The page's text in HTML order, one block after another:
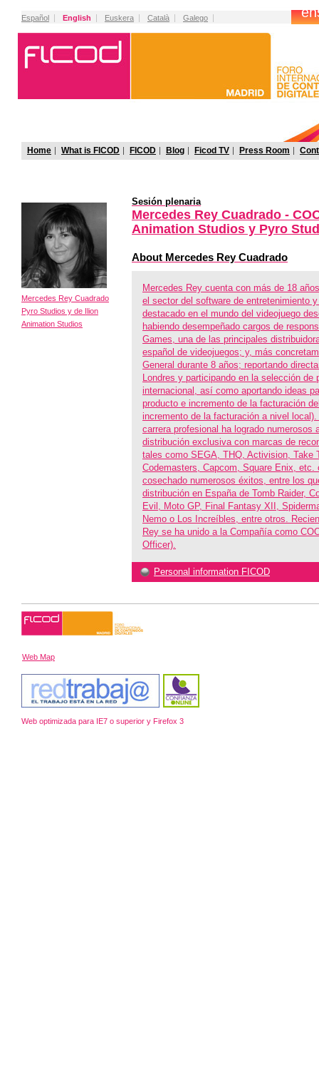
Español English Euskera Català Galego
Mercedes Rey Cuadrado
Pyro Studios y de Ilion
Animation Studios
Sesión plenaria
Mercedes Rey Cuadrado -
Animation Studios y Pyro
About Mercedes Rey Cuadrado
Mercedes Rey cuenta con más de 18
el sector del software de entretenimiento
destacado en el mundo del videojuego
habiendo desempeñado cargos de
Games, una de las principales
español de videojuegos; y, más
General durante 8 años; reportando
Londres y participando en la selección de
internacional, así como aportando ideas
producto e incremento de la facturación
incremento de la facturación a nivel
carrera profesional ha logrado numerosos
distribución exclusiva con marcas de
tales como SEGA, THQ, Activision, Take
Codemasters, Capcom, Square Enix, etc.
cosechado numerosos éxitos, entre los
distribución en España de Tomb Raider,
Evil, Moto GP, Final Fantasy XII,
Nemo o Los Increíbles, entre otros.
Rey se ha unido a la Compañía como
Officer).
Personal information FICOD
Home What is FICOD FICOD Blog Ficod TV Press Room
Web Map
Web optimizada para IE7 o superior y Firefox 3